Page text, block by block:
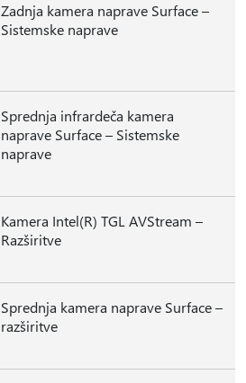
Zadnja kamera naprave Surface –
Sistemske naprave
Sprednja infrardeča kamera
naprave Surface – Sistemske
naprave
Kamera Intel(R) TGL AVStream –
Razširitve
Sprednja kamera naprave Surface –
razširitve